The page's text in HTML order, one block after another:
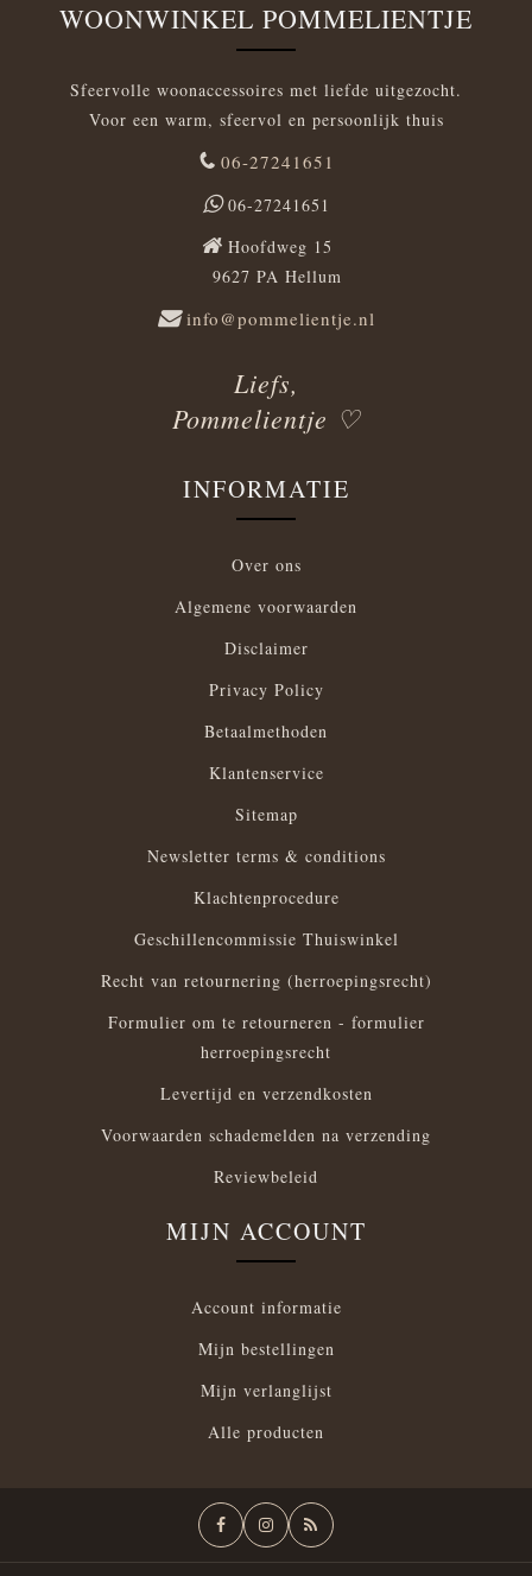
WOONWINKEL POMMELIENTJE
Sfeervolle woonaccessoires met liefde uitgezocht.
Voor een warm, sfeervol en persoonlijk thuis
06-27241651
06-27241651
Hoofdweg 15
9627 PA Hellum
info@pommelientje.nl
Liefs,
Pommelientje ♡
INFORMATIE
Over ons
Algemene voorwaarden
Disclaimer
Privacy Policy
Betaalmethoden
Klantenservice
Sitemap
Newsletter terms & conditions
Klachtenprocedure
Geschillencommissie Thuiswinkel
Recht van retournering (herroepingsrecht)
Formulier om te retourneren - formulier
herroepingsrecht
Levertijd en verzendkosten
Voorwaarden schademelden na verzending
Reviewbeleid
MIJN ACCOUNT
Account informatie
Mijn bestellingen
Mijn verlanglijst
Alle producten